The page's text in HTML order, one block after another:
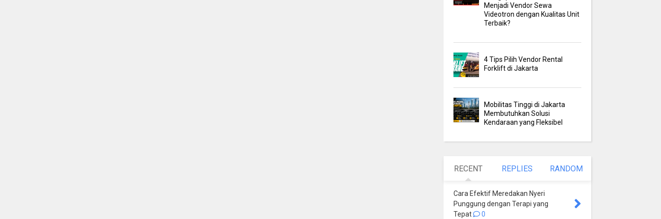
Menjadi Vendor Sewa
Videotron dengan Kualitas Unit
Terbaik?
4 Tips Pilih Vendor Rental
Forklift di Jakarta
Mobilitas Tinggi di Jakarta
Membutuhkan Solusi
Kendaraan yang Fleksibel
RECENT REPLIES RANDOM
Cara Efektif Meredakan Nyeri
Punggung dengan Terapi yang
Tepat
0